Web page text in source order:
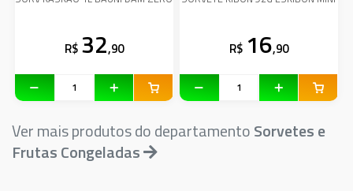
R$ 32,90 R$ 16,90
Ver mais produtos do departamentoSorvetes e
Frutas Congeladas